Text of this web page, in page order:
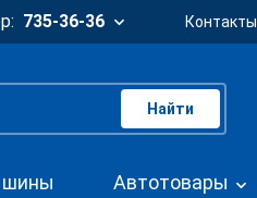
735-36-36 Контакты
Найти
шины Автотовары